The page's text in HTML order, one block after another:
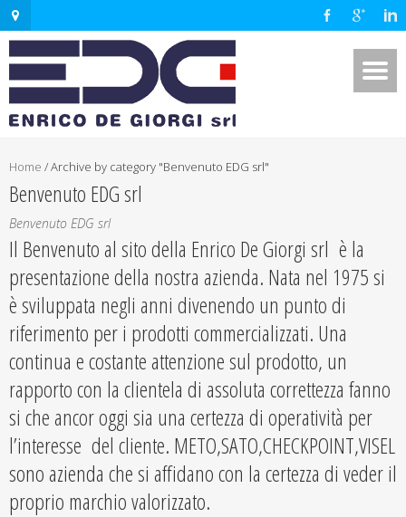
Home /Archive by category "Benvenuto EDG srl"
Benvenuto EDG srl
Benvenuto EDG srl
Il Benvenuto al sito della Enrico De Giorgi srl è la
presentazione della nostra azienda. Nata nel 1975 si
è sviluppata negli anni divenendo un punto di
riferimento per i prodotti commercializzati. Una
continua e costante attenzione sul prodotto, un
rapporto con la clientela di assoluta correttezza fanno
si che ancor oggi sia una certezza di operatività per
l’interesse del cliente. METO,SATO,CHECKPOINT,VISEL
sono azienda che si affidano con la certezza di veder il
proprio marchio valorizzato.